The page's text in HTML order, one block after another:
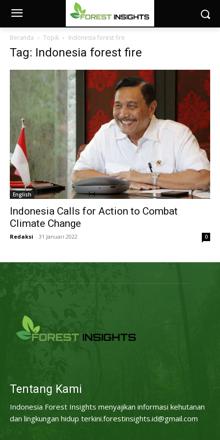
Beranda Topik Indonesia forest fire
Tag: Indonesia forest fire
English
Indonesia Calls for Action to Combat
Climate Change
Redaksi - 31 Januari 2022 0
Tentang Kami
Indonesia Forest Insights menyajikan informasi kehutanan
dan lingkungan hidup terkini.forestinsights.id@gmail.com